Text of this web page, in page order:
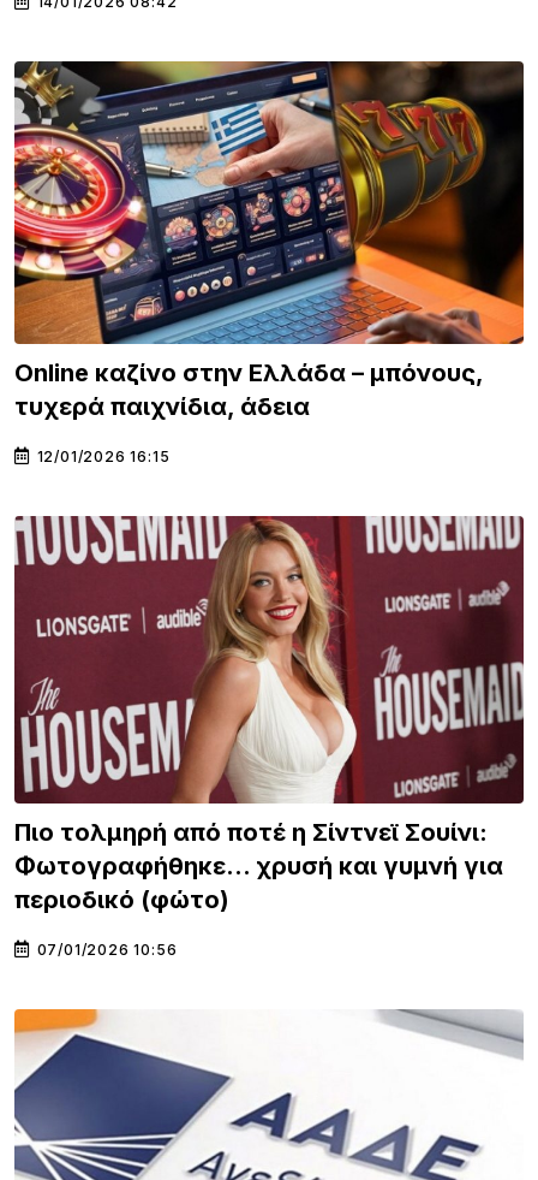
Online καζίνο στην Ελλάδα – μπόνους,
τυχερά παιχνίδια, άδεια
12/01/2026 16:15
Πιο τολμηρή από ποτέ η Σίντνεϊ Σουίνι:
Φωτογραφήθηκε… χρυσή και γυμνή για
περιοδικό (φώτο)
07/01/2026 10:56